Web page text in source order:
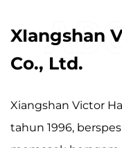
XIangshan
Co., Ltd.
Xiangshan Victor
tahun 1996,